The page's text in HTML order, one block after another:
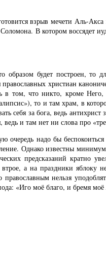
взрыв мечети Аль-
Соломона. В котором воссядет
будет построен, то
христиан
том, что никто, кроме Него,
то и там храм, в
себя за бога, ведь антихрист
ведь и там нет ни слова про
надо бы
Однако известны
предсказаний кратно
а на праздники яблоку
нельзя
«Иго моё благо, и бремя моё